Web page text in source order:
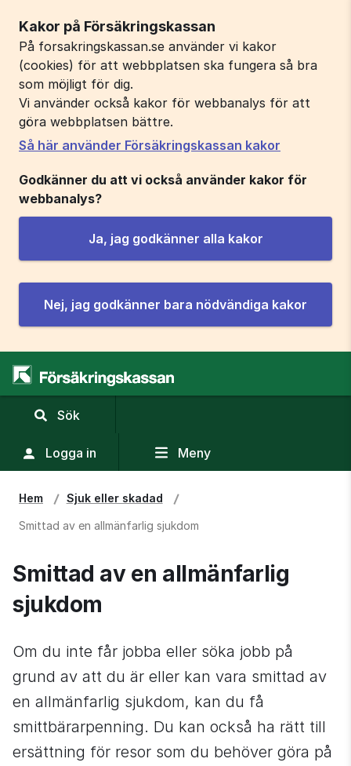
Kakor på Försäkringskassan
På forsakringskassan.se använder vi kakor
(cookies) för att webbplatsen ska fungera så bra
som möjligt för dig.
Vi använder också kakor för webbanalys för att
göra webbplatsen bättre.
Så här använder Försäkringskassan kakor
Godkänner du att vi också använder kakor för
webbanalys?
Ja, jag godkänner alla kakor
Nej, jag godkänner bara nödvändiga kakor
Sök
sökfält
Logga in Meny
Hem Sjuk eller skadad
Smittad av en allmänfarlig sjukdom
Smittad av en allmänfarlig
sjukdom
Om du inte får jobba eller söka jobb på
grund av att du är eller kan vara smittad av
en allmänfarlig sjukdom, kan du få
smittbärarpenning. Du kan också ha rätt till
ersättning för resor som du behöver göra på